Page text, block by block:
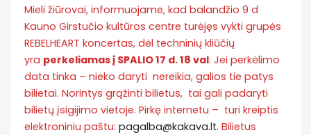
Mieli žiūrovai, informuojame, kad balandžio 9 d
Kauno Girstučio kultūros centre turėjęs vykti grupės
REBELHEART koncertas, dėl techninių kliūčių
yra perkeliamas į SPALIO 17 d. 18 val. Jei perkėlimo
data tinka – nieko daryti nereikia, galios tie patys
bilietai. Norintys grąžinti bilietus, tai gali padaryti
bilietų įsigijimo vietoje. Pirkę internetu – turi kreiptis
elektroniniu paštu: pagalba@kakava.lt. Bilietus